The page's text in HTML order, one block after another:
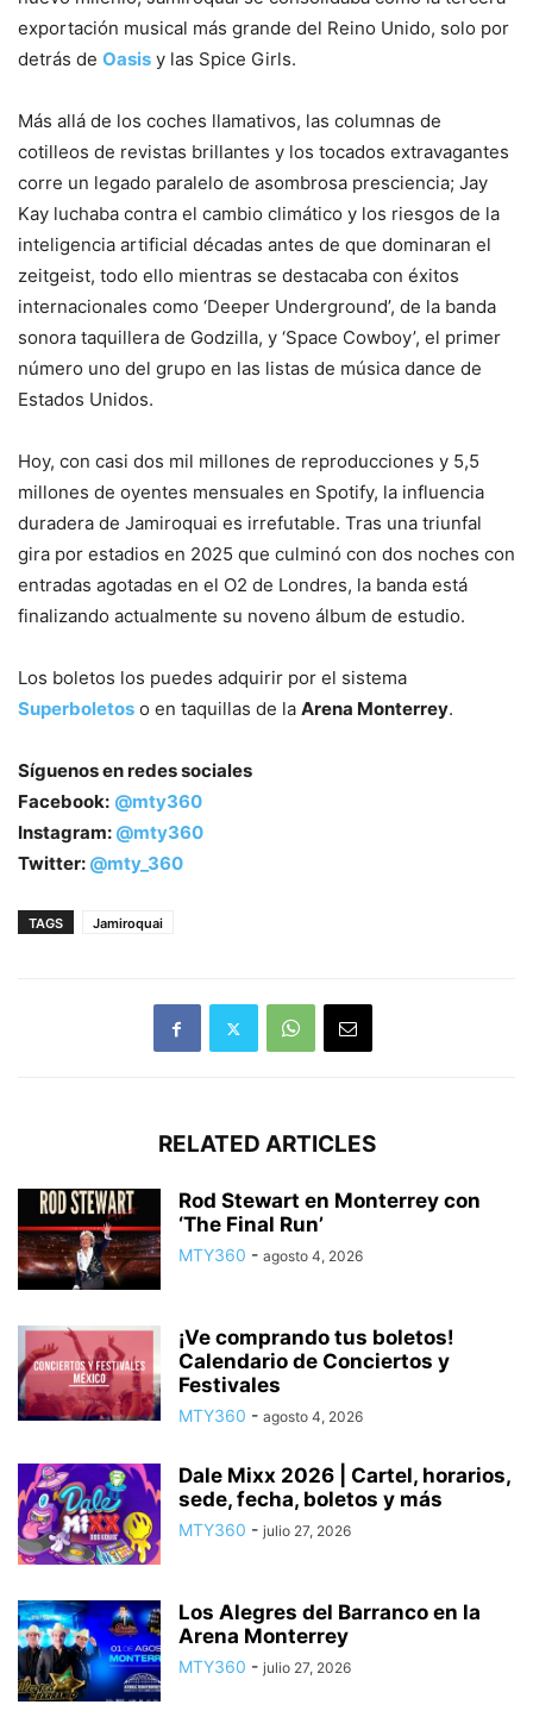
exportación musical más grande del Reino Unido, solo por
detrás de Oasis y las Spice Girls.
Más allá de los coches llamativos, las columnas de
cotilleos de revistas brillantes y los tocados extravagantes
corre un legado paralelo de asombrosa presciencia; Jay
Kay luchaba contra el cambio climático y los riesgos de la
inteligencia artificial décadas antes de que dominaran el
zeitgeist, todo ello mientras se destacaba con éxitos
internacionales como ‘Deeper Underground’, de la banda
sonora taquillera de Godzilla, y ‘Space Cowboy’, el primer
número uno del grupo en las listas de música dance de
Estados Unidos.
Hoy, con casi dos mil millones de reproducciones y 5,5
millones de oyentes mensuales en Spotify, la influencia
duradera de Jamiroquai es irrefutable. Tras una triunfal
gira por estadios en 2025 que culminó con dos noches con
entradas agotadas en el O2 de Londres, la banda está
finalizando actualmente su noveno álbum de estudio.
Los boletos los puedes adquirir por el sistema
Superboletos o en taquillas de la Arena Monterrey.
Síguenos en redes sociales
Facebook: @mty360
Instagram: @mty360
Twitter: @mty_360
TAGS Jamiroquai
RELATED ARTICLES
Rod Stewart en Monterrey con
‘The Final Run’
MTY360 - agosto 4, 2026
¡Ve comprando tus boletos!
Calendario de Conciertos y
Festivales
MTY360 - agosto 4, 2026
Dale Mixx 2026 | Cartel, horarios,
sede, fecha, boletos y más
MTY360 - julio 27, 2026
Los Alegres del Barranco en la
Arena Monterrey
MTY360 - julio 27, 2026